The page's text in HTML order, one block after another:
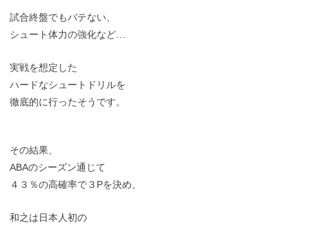
試合終盤でもバテない、
シュート体力の強化など…
実戦を想定した
ハードなシュートドリルを
徹底的に行ったそうです。
その結果、
ABAのシーズン通じて
４３％の高確率で３Pを決め、
和之は日本人初の